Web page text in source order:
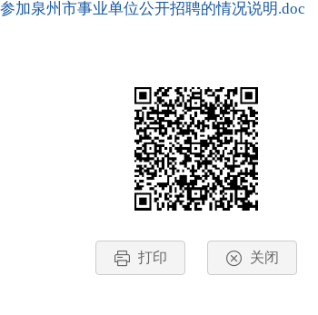
加泉州市事业单位公开招聘的情况说明.doc
打印 关闭